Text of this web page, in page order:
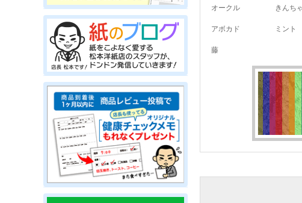
オークル きんち
アボカド ミント
藤